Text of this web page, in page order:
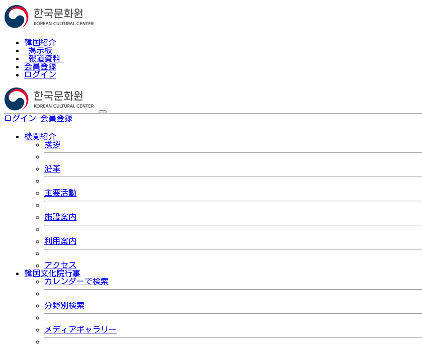
韓国紹介
掲示板
報道資料
会員登録
ログイン
ログイン 会員登録
機関紹介
挨拶
沿革
主要活動
施設案内
利用案内
アクセス
韓国文化院行事
カレンダーで検索
分野別検索
メディアギャラリー